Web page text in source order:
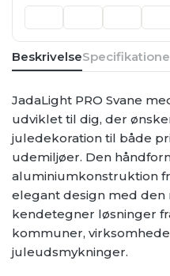
udendørs
Beskrivelse
JadaLight PRO Svane
udviklet til dig, der
juledekoration til både
udemiljøer. Den
aluminiumkonstruktion
elegant design med den
kendetegner løsninger
kommuner,
juleudsmykninger.